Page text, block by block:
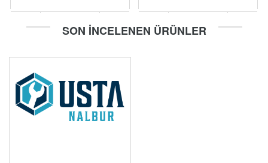
SON İNCELENEN ÜRÜNLER